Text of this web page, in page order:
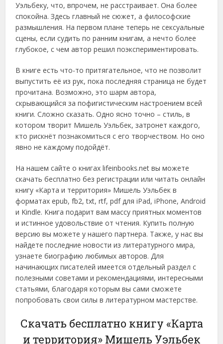
Уэльбеку, что, впрочем, не расстраивает. Она более
спокойна. Здесь главный не сюжет, а философские
размышления. На первом плане теперь не сексуальные
сцены, если судить по ранним книгам, а нечто более
глубокое, с чем автор решил поэкспериментировать.
В книге есть что-то притягательное, что не позволит
выпустить её из рук, пока последняя страница не будет
прочитана. Возможно, это шарм автора,
скрывающийся за пофигистическим настроением всей
книги. Сложно сказать. Одно ясно точно – стиль, в
котором творит Мишель Уэльбек, затронет каждого,
кто рискнёт познакомиться с его творчеством. Но оно
явно не каждому подойдёт.
На нашем сайте о книгах lifeinbooks.net вы можете
скачать бесплатно без регистрации или читать онлайн
книгу «Карта и территория» Мишель Уэльбек в
форматах epub, fb2, txt, rtf, pdf для iPad, iPhone, Android
и Kindle. Книга подарит вам массу приятных моментов
и истинное удовольствие от чтения. Купить полную
версию вы можете у нашего партнера. Также, у нас вы
найдете последние новости из литературного мира,
узнаете биографию любимых авторов. Для
начинающих писателей имеется отдельный раздел с
полезными советами и рекомендациями, интересными
статьями, благодаря которым вы сами сможете
попробовать свои силы в литературном мастерстве.
Скачать бесплатно книгу «Карта
и территория» Мишель Уэльбек